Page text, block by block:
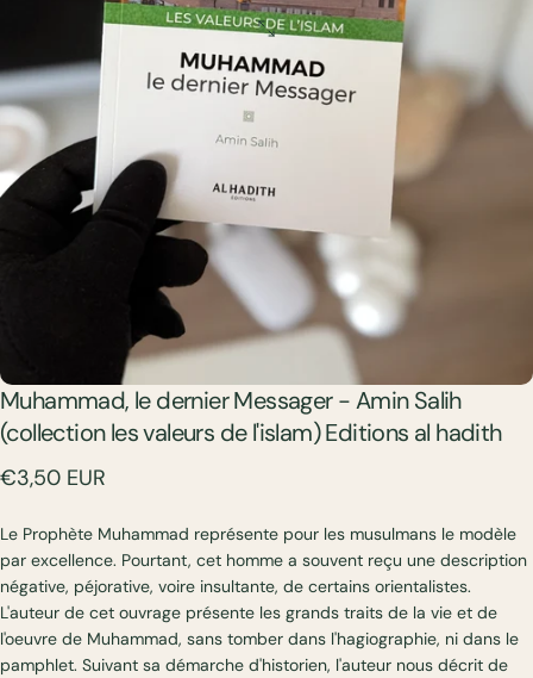
Muhammad, ledernierMessager -Amin Salih
(collection lesvaleurs de l'islam)Editions al hadith
€3,50 EUR
Le Prophète Muhammad représente pour les musulmans le modèle
par excellence. Pourtant, cet homme a souvent reçu une description
négative, péjorative, voire insultante, de certains orientalistes.
L'auteur de cet ouvrage présente les grands traits de la vie et de
l'oeuvre de Muhammad, sans tomber dans l'hagiographie, ni dans le
pamphlet. Suivant sa démarche d'historien, l'auteur nous décrit de